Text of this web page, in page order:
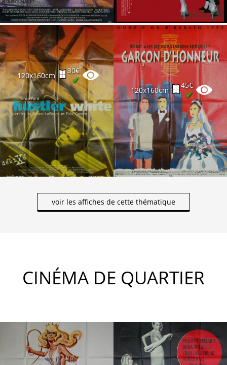
120x160cm
30€
✔
120x160cm
45€
✔
voir les affiches de cette thématique
CINÉMA DE QUARTIER